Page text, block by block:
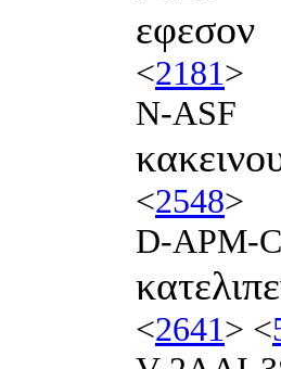
εφεσον
<2181>
N-ASF
<2548>
D-APM-C
<2641> <